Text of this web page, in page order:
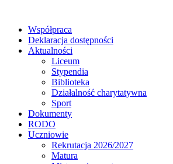
Współpraca
Deklaracja dostępności
Aktualności
Liceum
Stypendia
Biblioteka
Działalność charytatywna
Sport
Dokumenty
RODO
Uczniowie
Rekrutacja 2026/2027
Matura